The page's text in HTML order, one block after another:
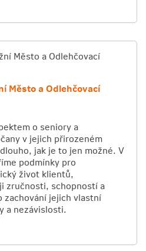
Město a Odlehčovací
o seniory a
v jejich přirozeném
jak je to jen možné. V
podmínky pro
život klientů,
zručnosti, schopností a
zachování jejich vlastní
a nezávislosti.